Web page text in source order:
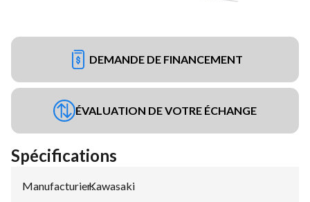
DEMANDE DE FINANCEMENT
ÉVALUATION DE VOTRE ÉCHANGE
Spécifications
Manufacturier:
Kawasaki